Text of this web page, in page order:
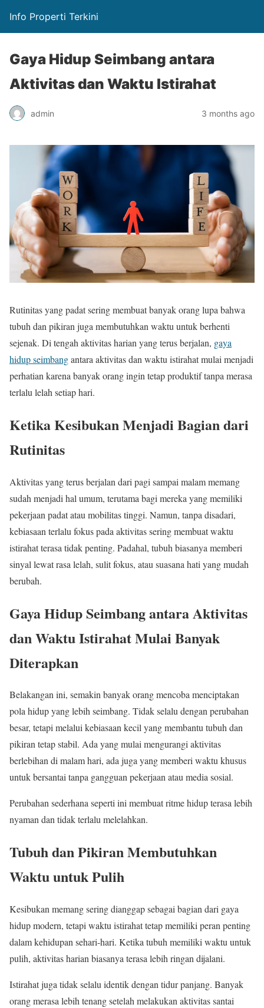
Info Properti Terkini
Gaya Hidup Seimbang antara
Aktivitas dan Waktu Istirahat
admin 3 months ago
Rutinitas yang padat sering membuat banyak orang lupa bahwa
tubuh dan pikiran juga membutuhkan waktu untuk berhenti
sejenak. Di tengah aktivitas harian yang terus berjalan, gaya
hidup seimbangantara aktivitas dan waktu istirahat mulai menjadi
perhatian karena banyak orang ingin tetap produktif tanpa merasa
terlalu lelah setiap hari.
Ketika Kesibukan Menjadi Bagian dari
Rutinitas
Aktivitas yang terus berjalan dari pagi sampai malam memang
sudah menjadi hal umum, terutama bagi mereka yang memiliki
pekerjaan padat atau mobilitas tinggi. Namun, tanpa disadari,
kebiasaan terlalu fokus pada aktivitas sering membuat waktu
istirahat terasa tidak penting. Padahal, tubuh biasanya memberi
sinyal lewat rasa lelah, sulit fokus, atau suasana hati yang mudah
berubah.
Gaya Hidup Seimbang antara Aktivitas
dan Waktu Istirahat Mulai Banyak
Diterapkan
Belakangan ini, semakin banyak orang mencoba menciptakan
pola hidup yang lebih seimbang. Tidak selalu dengan perubahan
besar, tetapi melalui kebiasaan kecil yang membantu tubuh dan
pikiran tetap stabil. Ada yang mulai mengurangi aktivitas
berlebihan di malam hari, ada juga yang memberi waktu khusus
untuk bersantai tanpa gangguan pekerjaan atau media sosial.
Perubahan sederhana seperti ini membuat ritme hidup terasa lebih
nyaman dan tidak terlalu melelahkan.
Tubuh dan Pikiran Membutuhkan
Waktu untuk Pulih
Kesibukan memang sering dianggap sebagai bagian dari gaya
hidup modern, tetapi waktu istirahat tetap memiliki peran penting
dalam kehidupan sehari-hari. Ketika tubuh memiliki waktu untuk
pulih, aktivitas harian biasanya terasa lebih ringan dijalani.
Istirahat juga tidak selalu identik dengan tidur panjang. Banyak
orang merasa lebih tenang setelah melakukan aktivitas santai